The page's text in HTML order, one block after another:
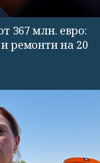
367 млн. евро:
ремонти на 20